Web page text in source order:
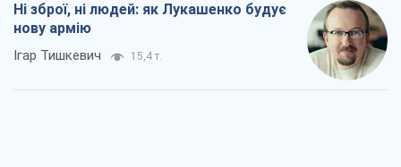
Ні зброї, ні людей: як Лукашенко будує
нову армію
Ігар Тишкевич 15,4 т.